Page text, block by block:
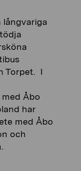
Torpet. I
Åbo
har
med Åbo
och